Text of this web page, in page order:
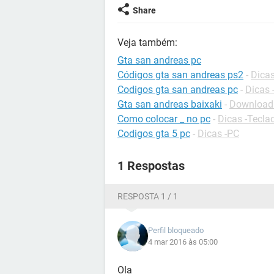
Share
Veja também:
Gta san andreas pc
Códigos gta san andreas ps2 -
Codigos gta san andreas pc - Dicas
Gta san andreas baixaki -
Como colocar _ no pc - Dicas -
Codigos gta 5 pc - Dicas -PC
1 Respostas
RESPOSTA 1 / 1
Perfil bloqueado
4 mar 2016 às 05:00
Ola